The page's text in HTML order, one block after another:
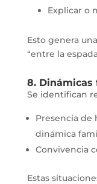
Explicar o
Esto genera
“entre la
8. Dinámicas
Se identifican
Presencia de
dinámica
Convivencia
Estas